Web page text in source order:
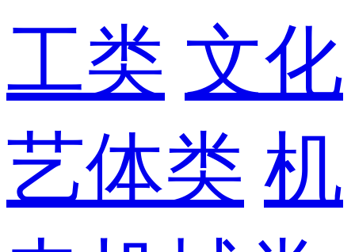
工类 文化
艺体类 机